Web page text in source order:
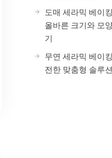
도매 세라믹 베이
올바른 크기와 모
기
무연 세라믹 베이
전한 맞춤형 솔루션